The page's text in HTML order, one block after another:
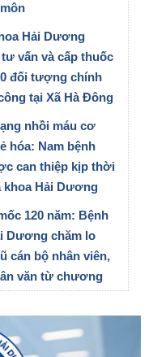
Hải Dương
vấn và cấp thuốc
đối tượng chính
tại Xã Hà Đông
nhồi máu cơ
hóa: Nam bệnh
can thiệp kịp thời
khoa Hải Dương
120 năm: Bệnh
Dương chăm lo
cán bộ nhân viên,
văn từ chương